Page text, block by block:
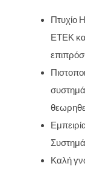
Πτυχίο
ΕΤΕΚ
Καλή